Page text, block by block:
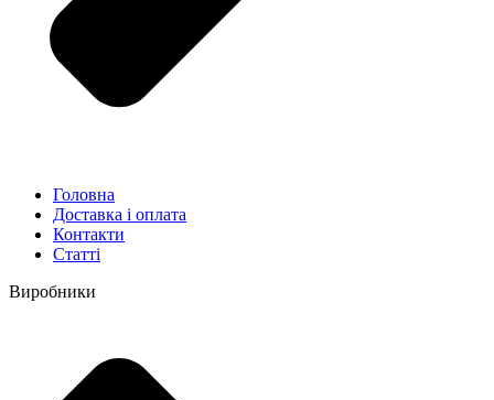
Головна
Доставка і оплата
Контакти
Статті
Виробники